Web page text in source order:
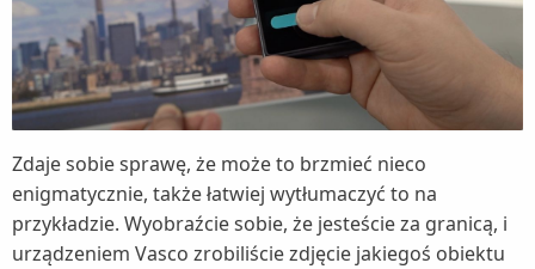
Zdaje sobie sprawę, że może to brzmieć nieco
enigmatycznie, także łatwiej wytłumaczyć to na
przykładzie. Wyobraźcie sobie, że jesteście za granicą, i
urządzeniem Vasco zrobiliście zdjęcie jakiegoś obiektu